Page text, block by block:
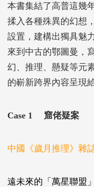
本書集結了高普這幾
揉入各種殊異的幻想
設置，建構出獨具魅
來到中古的鄂圖曼，
幻、推理、懸疑等元
的嶄新跨界內容呈現
Case 1 窟佬疑案
中國《歲月推理》雜
遠未來的「萬星聯盟